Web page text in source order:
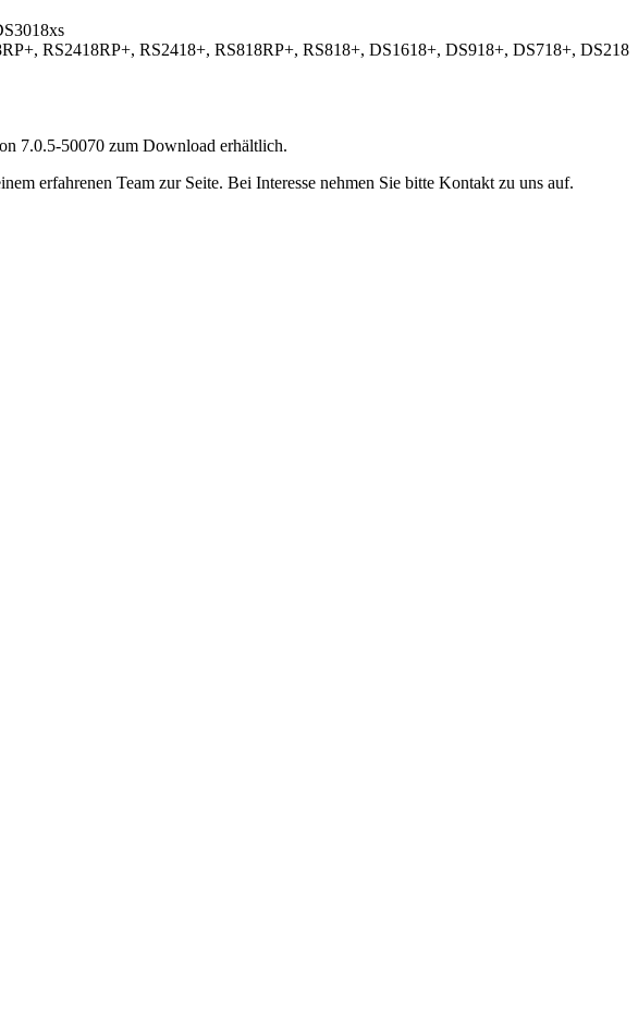
RS2418RP+, RS2418+, RS818RP+, RS818+, DS1618+, DS918+, DS718+, DS218
7.0.5-50070 zum Download erhältlich.
erfahrenen Team zur Seite. Bei Interesse nehmen Sie bitte Kontakt zu uns auf.